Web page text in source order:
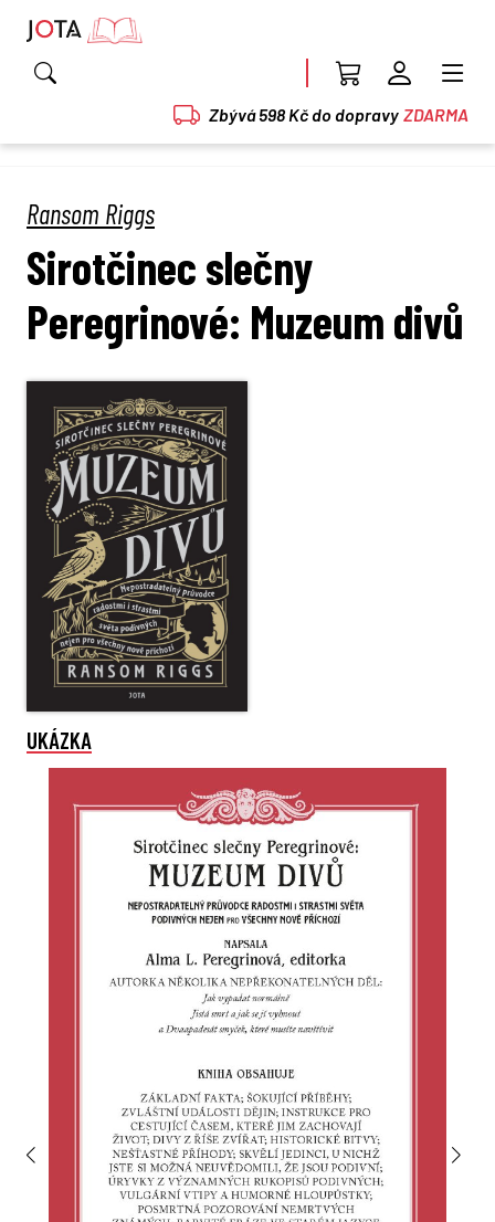
Zbývá 598 Kč do dopravy ZDARMA
Ransom Riggs
Sirotčinec slečny
Peregrinové: Muzeum divů
UKÁZKA